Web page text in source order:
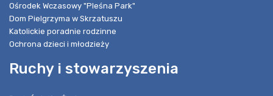
Ośrodek Wczasowy "Pleśna Park"
Dom Pielgrzyma w Skrzatuszu
Katolickie poradnie rodzinne
Ochrona dzieci i młodzieży
Ruchy i stowarzyszenia